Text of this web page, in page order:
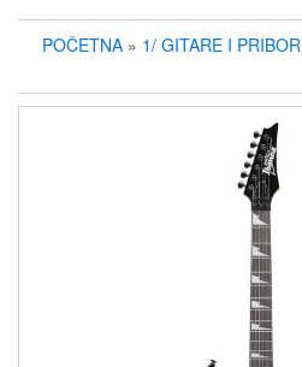
POČETNA » 1/ GITARE I PRIBOR